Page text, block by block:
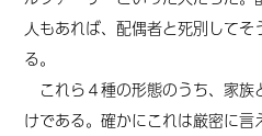
人もあれば、配偶者と死別して
る。
これら４種の形態のうち、家族
けである。確かにこれは厳密に